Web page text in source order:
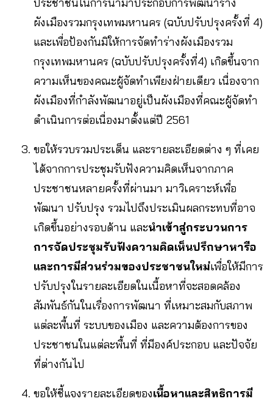
ผังเมืองรวมกรุงเทพมหานคร (ฉบับปรับปรุงครั้งที่ 4)
และเพื่อป้องกันมิให้การจัดทำร่างผังเมืองรวม
กรุงเทพมหานคร (ฉบับปรับปรุงครั้งที่4) เกิดขึ้นจาก
ความเห็นของคณะผู้จัดทำเพียงฝ่ายเดียว เนื่องจาก
ผังเมืองที่กำลังพัฒนาอยู่เป็นผังเมืองที่คณะผู้จัดทำ
ดำเนินการต่อเนื่องมาตั้งแต่ปี 2561
ขอให้รวบรวมประเด็น และรายละเอียดต่าง ๆ ที่เคย
ได้จากการประชุมรับฟังความคิดเห็นจากภาค
ประชาชนหลายครั้งที่ผ่านมา มาวิเคราะห์เพื่อ
พัฒนา ปรับปรุง รวมไปถึงประเมินผลกระทบที่อาจ
เกิดขึ้นอย่างรอบด้าน และนำเข้าสู่กระบวนการ
การจัดประชุมรับฟังความคิดเห็นปรึกษาหารือ
และการมีส่วนร่วมของประชาชนใหม่เพื่อให้มีการ
ปรับปรุงในรายละเอียดในเนื้อหาที่จะสอดคล้อง
สัมพันธ์กันในเรื่องการพัฒนา ที่เหมาะสมกับสภาพ
แต่ละพื้นที่ ระบบของเมือง และความต้องการของ
ประชาชนในแต่ละพื้นที่ ที่มีองค์ประกอบ และปัจจัย
ที่ต่างกันไป
ขอให้ชี้แจงรายละเอียดของเนื้อหาและสิทธิการมี